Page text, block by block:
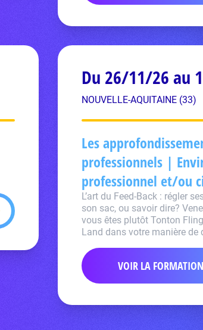
Du 26/11/26 au
NOUVELLE-AQUITAINE (33)
Les
professionnels |
professionnel et/ou
L’art du Feed-Back : régler
son sac, ou savoir dire?
vous êtes plutôt Tonton
Land dans votre manière de
VOIR LA FORMATION